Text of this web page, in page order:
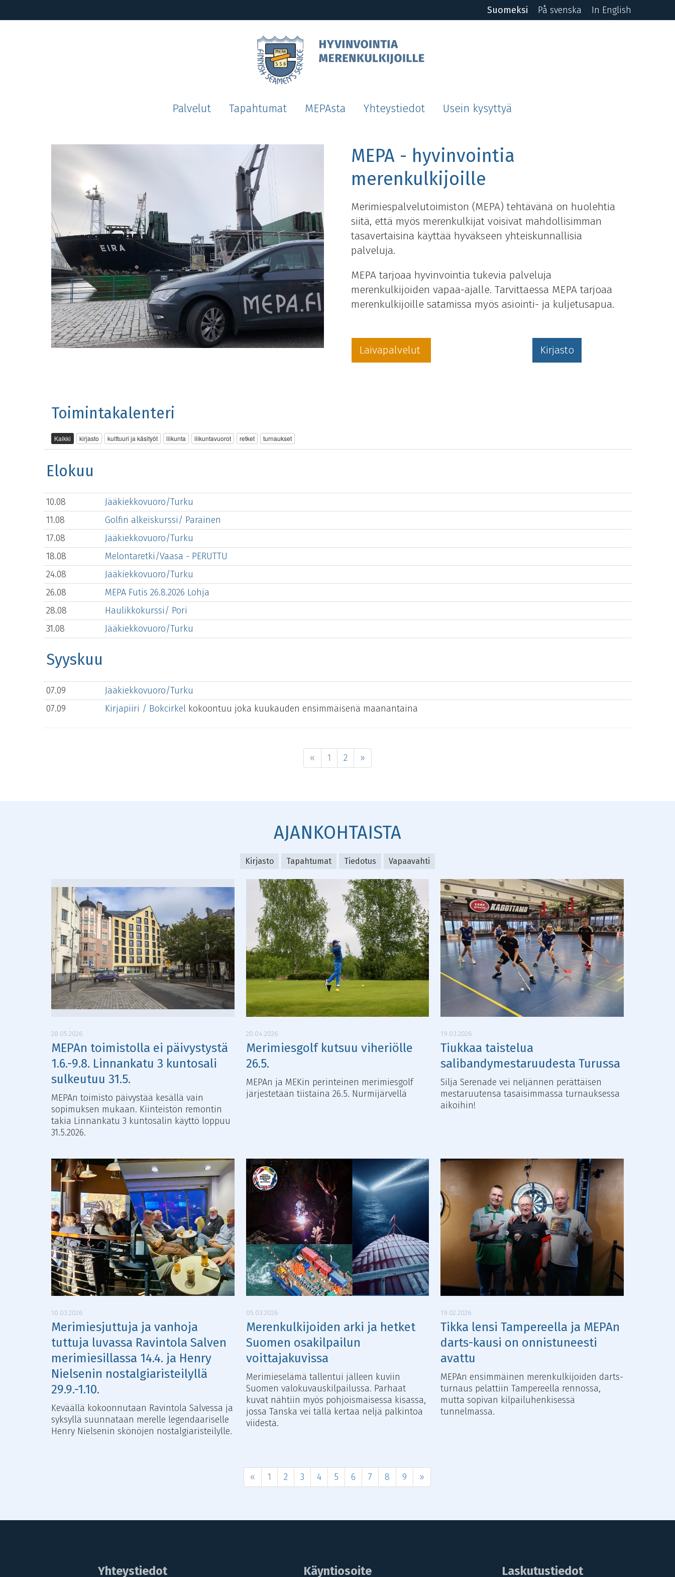
Suomeksi På svenska In English
Palvelut Tapahtumat MEPAsta Yhteystiedot Usein kysyttyä
MEPA - hyvinvointia
merenkulkijoille
Merimiespalvelutoimiston (MEPA) tehtävänä on huolehtia
siitä, että myös merenkulkijat voisivat mahdollisimman
tasavertaisina käyttää hyväkseen yhteiskunnallisia
palveluja.
MEPA tarjoaa hyvinvointia tukevia palveluja
merenkulkijoiden vapaa-ajalle. Tarvittaessa MEPA tarjoaa
merenkulkijoille satamissa myös asiointi- ja kuljetusapua.
Laivapalvelut Kirjasto
Toimintakalenteri
Kaikki kirjasto kulttuuri ja käsityöt liikunta liikuntavuorot retket turnaukset
Elokuu
10.08
Jääkiekkovuoro/Turku
11.08
Golfin alkeiskurssi/ Parainen
17.08
Jääkiekkovuoro/Turku
18.08
Melontaretki/Vaasa - PERUTTU
24.08
Jääkiekkovuoro/Turku
26.08
MEPA Futis 26.8.2026 Lohja
28.08
Haulikkokurssi/ Pori
31.08
Jääkiekkovuoro/Turku
Syyskuu
07.09
Jääkiekkovuoro/Turku
07.09
Kirjapiiri / Bokcirkel kokoontuu joka kuukauden ensimmäisenä maanantaina
« 1 2 »
AJANKOHTAISTA
Kirjasto Tapahtumat Tiedotus Vapaavahti
MEPAn toimistolla ei päivystystä
1.6.-9.8. Linnankatu 3 kuntosali
sulkeutuu 31.5.
MEPAn toimisto päivystää kesällä vain
sopimuksen mukaan. Kiinteistön remontin
takia Linnankatu 3 kuntosalin käyttö loppuu
31.5.2026.
28.05.2026
Merimiesgolf kutsuu viheriölle
26.5.
MEPAn ja MEKin perinteinen merimiesgolf
järjestetään tiistaina 26.5. Nurmijärvellä
20.04.2026
Tiukkaa taistelua
salibandymestaruudesta Turussa
Silja Serenade vei neljännen perättäisen
mestaruutensa tasaisimmassa turnauksessa
aikoihin!
19.03.2026
Merimiesjuttuja ja vanhoja
tuttuja luvassa Ravintola Salven
merimiesillassa 14.4. ja Henry
Nielsenin nostalgiaristeilyllä
29.9.-1.10.
Keväällä kokoonnutaan Ravintola Salvessa ja
syksyllä suunnataan merelle legendaariselle
Henry Nielsenin skönöjen nostalgiaristeilylle.
10.03.2026
Merenkulkijoiden arki ja hetket
Suomen osakilpailun
voittajakuvissa
Merimieselämä tallentui jälleen kuviin
Suomen valokuvauskilpailussa. Parhaat
kuvat nähtiin myös pohjoismaisessa kisassa,
jossa Tanska vei tällä kertaa neljä palkintoa
viidestä.
05.03.2026
Tikka lensi Tampereella ja MEPAn
darts-kausi on onnistuneesti
avattu
MEPAn ensimmäinen merenkulkijoiden darts-
turnaus pelattiin Tampereella rennossa,
mutta sopivan kilpailuhenkisessä
tunnelmassa.
19.02.2026
« 1 2 3 4 5 6 7 8 9 »
Yhteystiedot Käyntiosoite Laskutustiedot